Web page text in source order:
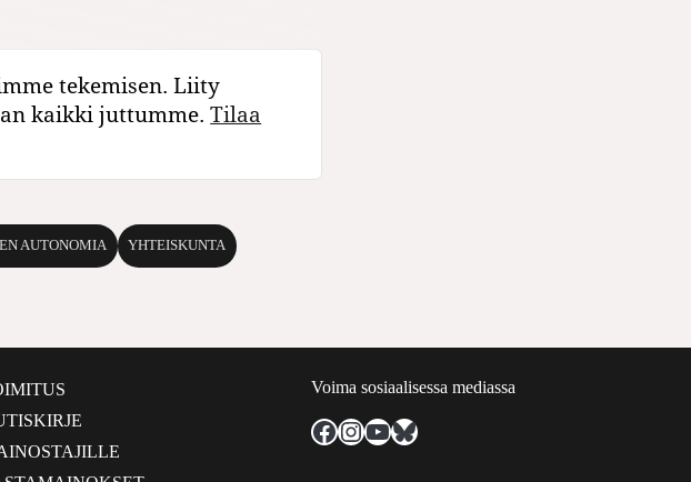
tekemisen. Liity
kaikki juttumme.Tilaa
AUTONOMIA YHTEISKUNTA
Voima sosiaalisessa mediassa
Facebook
Instagram
YouTube
Bluesky